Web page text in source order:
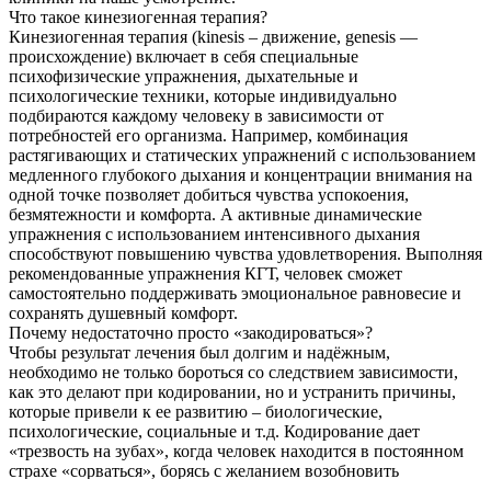
Что такое кинезиогенная терапия?
Кинезиогенная терапия (kinesis – движение, genesis —
происхождение) включает в себя специальные
психофизические упражнения, дыхательные и
психологические техники, которые индивидуально
подбираются каждому человеку в зависимости от
потребностей его организма. Например, комбинация
растягивающих и статических упражнений с использованием
медленного глубокого дыхания и концентрации внимания на
одной точке позволяет добиться чувства успокоения,
безмятежности и комфорта. А активные динамические
упражнения с использованием интенсивного дыхания
способствуют повышению чувства удовлетворения. Выполняя
рекомендованные упражнения КГТ, человек сможет
самостоятельно поддерживать эмоциональное равновесие и
сохранять душевный комфорт.
Почему недостаточно просто «закодироваться»?
Чтобы результат лечения был долгим и надёжным,
необходимо не только бороться со следствием зависимости,
как это делают при кодировании, но и устранить причины,
которые привели к ее развитию – биологические,
психологические, социальные и т.д. Кодирование дает
«трезвость на зубах», когда человек находится в постоянном
страхе «сорваться», борясь с желанием возобновить